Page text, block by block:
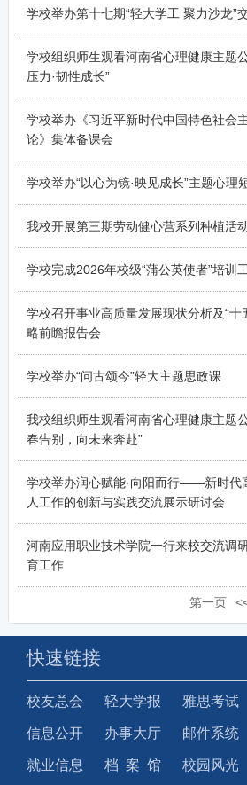
学校举办第十七期“轻大学工 聚力沙龙”
学校组织师生观看河南省心理健康主题
压力·韧性成长”
学校举办《习近平新时代中国特色社会
论》集体备课会
学校举办“以心为镜·映见成长”主题心理
我校开展第三期劳动健心营系列种植活
学校完成2026年校级“蒲公英使者”培训
学校召开事业高质量发展现状分析及“十
略前瞻报告会
学校举办“问古颂今”轻大主题思政课
我校组织师生观看河南省心理健康主题
春告别，向未来奔赴”
学校举办润心赋能·向阳而行——新时代
人工作的创新与实践交流展示研讨会
河南应用职业技术学院一行来校交流调
育工作
第一页
快速链接
校友总会 轻大学报 雅思考试
信息公开 办事大厅 邮件系统
就业信息 档 案 馆 校园风光